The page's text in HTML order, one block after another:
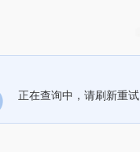
正在查询中，请刷新重试